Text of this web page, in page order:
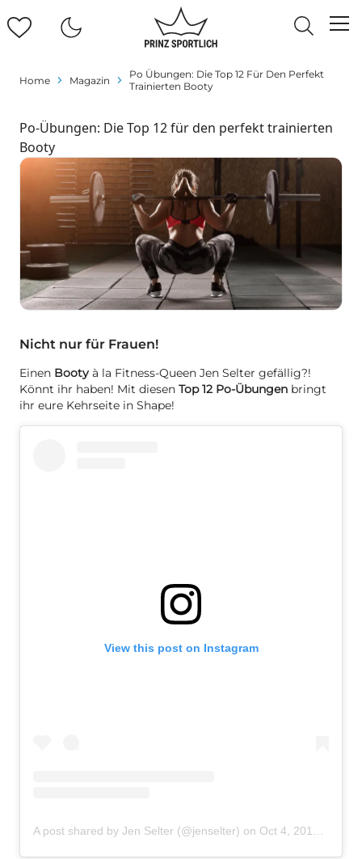
Home Magazin
Po Übungen: Die Top 12 Für Den Perfekt
Trainierten Booty
Po-Übungen: Die Top 12 für den perfekt trainierten
Booty
Nicht nur für Frauen!
Einen Booty à la Fitness-Queen Jen Selter gefällig?!
Könnt ihr haben! Mit diesen Top 12 Po-Übungen bringt
ihr eure Kehrseite in Shape!
View this post on Instagram
A post shared by Jen Selter (@jenselter) on Oct 4, 2017 at 2:43pm PDT